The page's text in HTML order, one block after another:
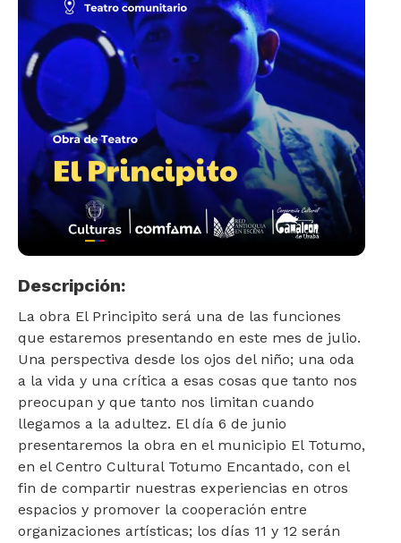
Descripción:
La obra El Principito será una de las funciones
que estaremos presentando en este mes de julio.
Una perspectiva desde los ojos del niño; una oda
a la vida y una crítica a esas cosas que tanto nos
preocupan y que tanto nos limitan cuando
llegamos a la adultez. El día 6 de junio
presentaremos la obra en el municipio El Totumo,
en el Centro Cultural Totumo Encantado, con el
fin de compartir nuestras experiencias en otros
espacios y promover la cooperación entre
organizaciones artísticas; los días 11 y 12 serán